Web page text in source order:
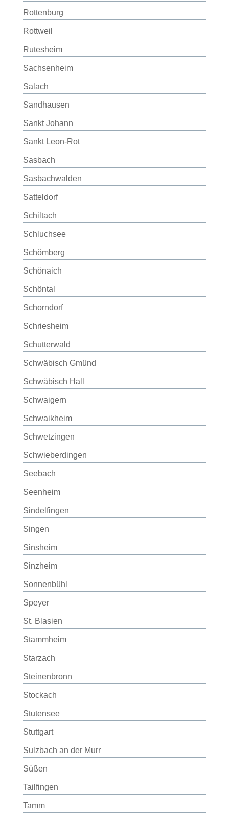
Rottenburg
Rottweil
Rutesheim
Sachsenheim
Salach
Sandhausen
Sankt Johann
Sankt Leon-Rot
Sasbach
Sasbachwalden
Satteldorf
Schiltach
Schluchsee
Schömberg
Schönaich
Schöntal
Schorndorf
Schriesheim
Schutterwald
Schwäbisch Gmünd
Schwäbisch Hall
Schwaigern
Schwaikheim
Schwetzingen
Schwieberdingen
Seebach
Seenheim
Sindelfingen
Singen
Sinsheim
Sinzheim
Sonnenbühl
Speyer
St. Blasien
Stammheim
Starzach
Steinenbronn
Stockach
Stutensee
Stuttgart
Sulzbach an der Murr
Süßen
Tailfingen
Tamm